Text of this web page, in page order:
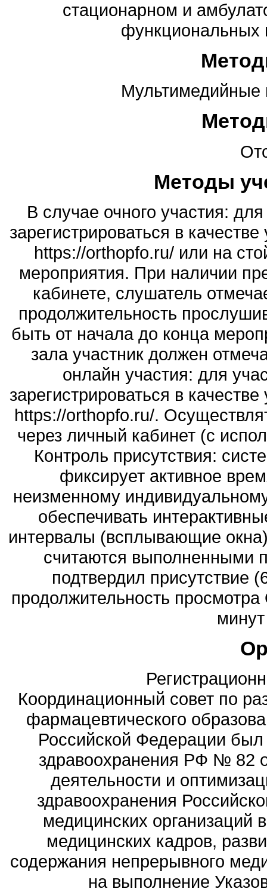
стационарном и
функциональных
Мультимедийные
Методы
В случае очного участия:
зарегистрироваться в
https://orthopfo.ru/ или на
мероприятия. При наличии
кабинете, слушатель
продолжительность
быть от начала до конца
зала участник должен
онлайн участия: для
зарегистрироваться в
https://orthopfo.ru/.
через личный кабинет (с
Контроль присутствия:
фиксирует активное
неизменному
обеспечивать
интервалы (всплывающие
считаются выполненными
подтвердил присутствие
продолжительность
Координационный совет по
фармацевтического
Российской Федерации
здравоохранения РФ № 82
деятельности и
здравоохранения
медицинских
медицинских кадров,
содержания непрерывного
на выполнение